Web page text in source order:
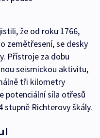
že od roku 1766,
zemětřesení, se desky
Přístroje za dobu
seismickou aktivitu,
tři kilometry
potenciální síla otřesů
stupně Richterovy škály.